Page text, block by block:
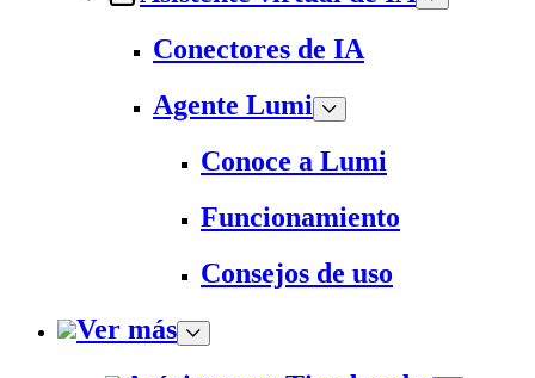
Conectores de IA
Agente Lumi
Conoce a Lumi
Funcionamiento
Consejos de uso
Ver más